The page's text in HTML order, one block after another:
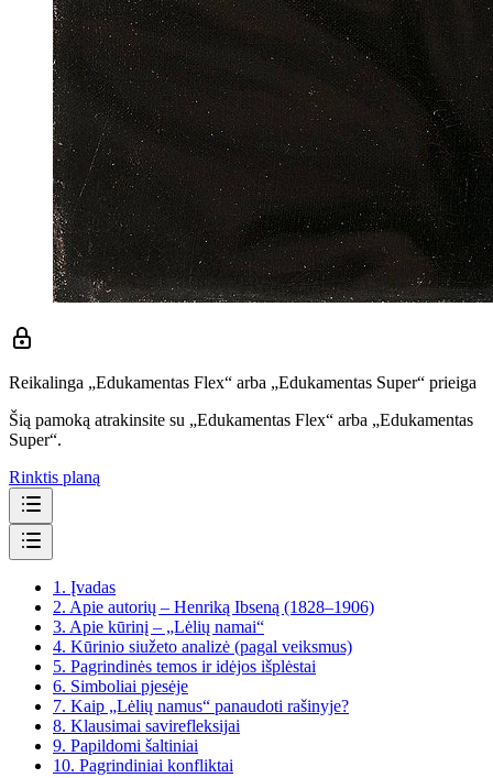
Reikalinga „Edukamentas Flex“ arba „Edukamentas Super“ prieiga
Šią pamoką atrakinsite su „Edukamentas Flex“ arba „Edukamentas
Super“.
Rinktis planą
1. Įvadas
2. Apie autorių – Henriką Ibseną (1828–1906)
3. Apie kūrinį – „Lėlių namai“
4. Kūrinio siužeto analizė (pagal veiksmus)
5. Pagrindinės temos ir idėjos išplėstai
6. Simboliai pjesėje
7. Kaip „Lėlių namus“ panaudoti rašinyje?
8. Klausimai savirefleksijai
9. Papildomi šaltiniai
10. Pagrindiniai konfliktai